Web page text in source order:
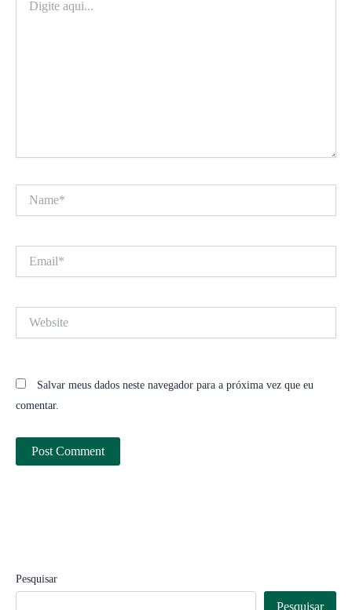
aqui...
Salvar meus dados neste navegador para a próxima vez que eu
comentar.
Pesquisar
Pesquisar